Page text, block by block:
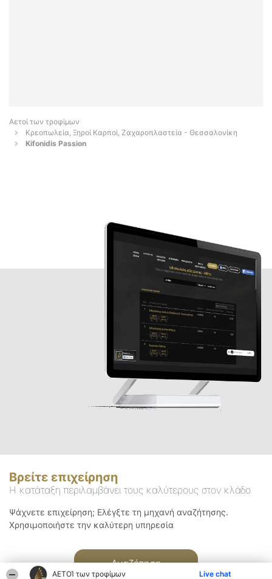
ΑΕΤΟΊ των τροφίμων Live chat
Αετοί των τροφίμων
Κρεοπωλεία, Ξηροί Καρποί, Ζαχαροπλαστεία - Θεσσαλονίκη
Kifonidis Passion
Βρείτε επιχείρηση
Η κατάταξη περιλαμβάνει τους καλύτερους στον κλάδο
Ψάχνετε επιχείρηση; Ελέγξτε τη μηχανή αναζήτησης.
Χρησιμοποιήστε την καλύτερη υπηρεσία
Αναζήτηση